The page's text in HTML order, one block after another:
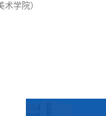
学院）